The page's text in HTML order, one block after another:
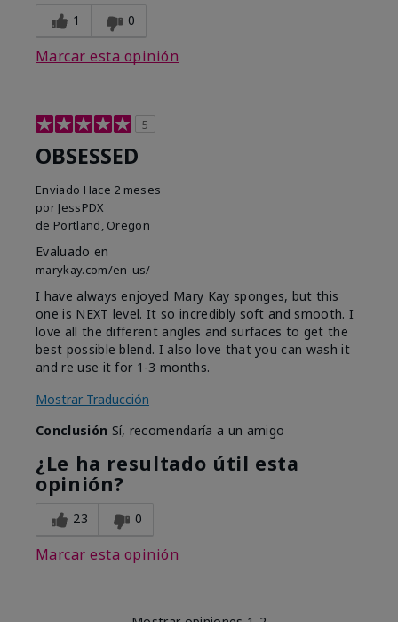
1 0
Marcar esta opinión
5
OBSESSED
Enviado Hace 2 meses
por JessPDX
de Portland, Oregon
Evaluado en
marykay.com/en-us/
I have always enjoyed Mary Kay sponges, but this
one is NEXT level. It so incredibly soft and smooth. I
love all the different angles and surfaces to get the
best possible blend. I also love that you can wash it
and re use it for 1-3 months.
Mostrar Traducción
Conclusión Sí, recomendaría a un amigo
¿Le ha resultado útil esta
opinión?
23 0
Marcar esta opinión